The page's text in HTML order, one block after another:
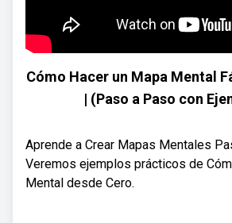
Cómo Hacer un Mapa Mental
| (Paso a Paso con
Aprende a Crear Mapas Mentales
Veremos ejemplos prácticos de
Mental desde Cero.